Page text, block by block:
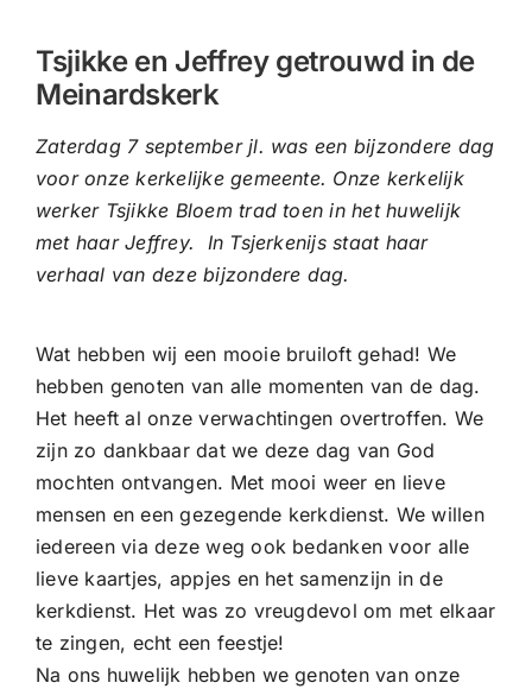
Zoeken
naar:
Tsjikke en Jeffrey getrouwd in de
Meinardskerk
Zaterdag 7 september jl. was een bijzondere dag
voor onze kerkelijke gemeente. Onze kerkelijk
werker Tsjikke Bloem trad toen in het huwelijk
met haar Jeffrey. In Tsjerkenijs staat haar
verhaal van deze bijzondere dag.
Wat hebben wij een mooie bruiloft gehad! We
hebben genoten van alle momenten van de dag.
Het heeft al onze verwachtingen overtroffen. We
zijn zo dankbaar dat we deze dag van God
mochten ontvangen. Met mooi weer en lieve
mensen en een gezegende kerkdienst. We willen
iedereen via deze weg ook bedanken voor alle
lieve kaartjes, appjes en het samenzijn in de
kerkdienst. Het was zo vreugdevol om met elkaar
te zingen, echt een feestje!
Na ons huwelijk hebben we genoten van onze